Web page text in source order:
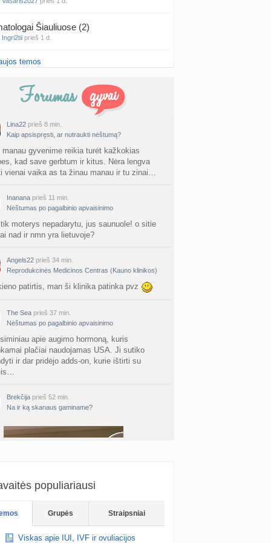
Šiauliuose (2)
Ingri2tii prieš 1 d.
valymas
Šklėrius
mėnesio dvyniai
AgnieskaAdele prieš 1 d.
Jonas
mokyklos
babarikė prieš 1 d.
Nerea prieš 2 d.
gelio (progesterono) naudojimas
dėl pardavėjo „Mantvis“
TD asistentė
hipotirozė ir nėštumas (+3)
Šviesa777 prieš 2 d.
po hemorojaus operacijos
Svaja1234 prieš 3 d.
TD asistentė prieš 3 d.
temos
Lina22 prieš 8 min.
Kaip apsispręsti, ar nutraukti nėštumą?
manau gyvenime reikia turėt kažkokias
kad save gerbtum ir kitus. Nėra lengva
vienai vaika as ta žinau manau ir tu zinai…
Inanana prieš 11 min.
Nėštumas po pagalbinio apvaisinimo
moterys nepadarytu, jus saunuole! o sitie
nad ir nmn yra lietuvoje?
Angels22 prieš 34 min.
Reprodukcinės Medicinos Centras (Kauno klinikos)
patirtis, man ši klinika patinka pvz
The Sea prieš 37 min.
Nėštumas po pagalbinio apvaisinimo
apie augimo hormoną, kuris
plačiai naudojamas USA. Ji sutiko
ir dar pridėjo adds-on, kurie ištirti su
Brekčija prieš 52 min.
Na ir ką skanaus gaminame?
populiariausi
Grupės Straipsniai
Viskas apie IUI, IVF ir ovuliacijos